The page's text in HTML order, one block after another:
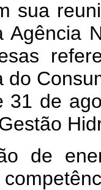
sua
Agência
do
31 de
de